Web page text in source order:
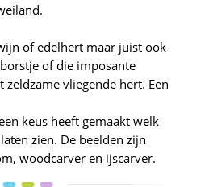
of edelhert maar juist ook
of die imposante
vliegende hert. Een
keus heeft gemaakt welk
zien. De beelden zijn
woodcarver en ijscarver.